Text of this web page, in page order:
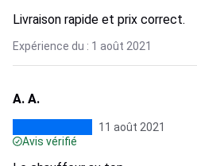
Livraison rapide et prix correct.
Expérience du : 1 août 2021
A. A.
11 août 2021
Avis vérifié